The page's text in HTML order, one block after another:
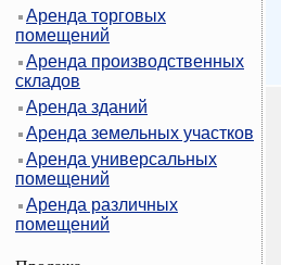
Аренда торговых
помещений
Аренда производственных
складов
Аренда зданий
Аренда земельных участков
Аренда универсальных
помещений
Аренда различных
помещений